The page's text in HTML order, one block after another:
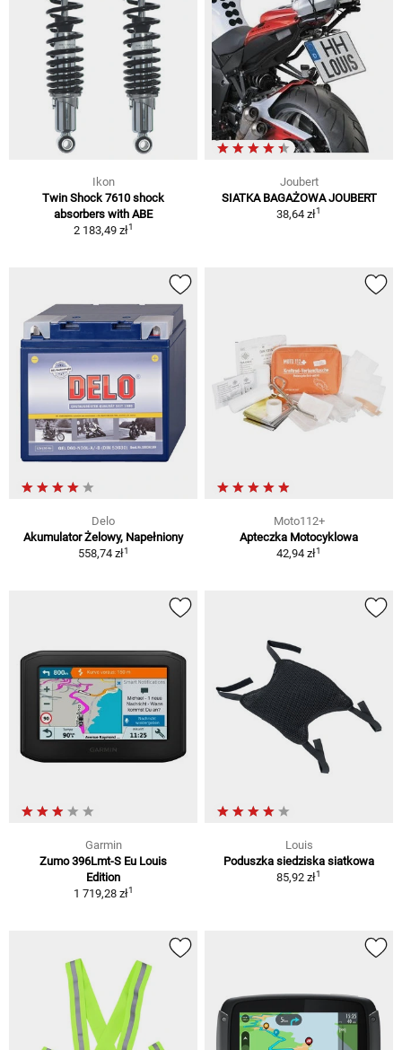
Ikon
Twin Shock 7610 shock
absorbers with ABE
2 183,49 zł1
Joubert
SIATKA BAGAŻOWA JOUBERT
38,64 zł1
Delo
Akumulator Żelowy, Napełniony
558,74 zł1
Moto112+
Apteczka Motocyklowa
42,94 zł1
Garmin
Zumo 396Lmt-S Eu Louis
Edition
1 719,28 zł1
Louis
Poduszka siedziska siatkowa
85,92 zł1